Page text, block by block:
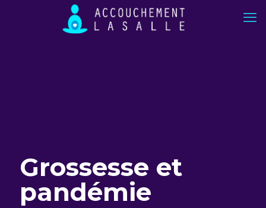
Grossesse et
pandémie